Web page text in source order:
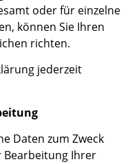
oder für einzelne
können Sie Ihren
richten.
jederzeit
Daten zum Zweck
Bearbeitung Ihrer